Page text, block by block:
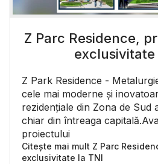
Z Parc Residence,
exclusivitate
Z Park Residence -
cele mai moderne și
rezidențiale din Zona de Sud
chiar din întreaga
proiectului
Citește mai mult Z Parc
exclusivitate la TNI